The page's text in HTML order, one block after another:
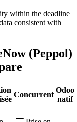
within the deadline
consistent with
(Peppol)
Concurrent
Odoo
natif